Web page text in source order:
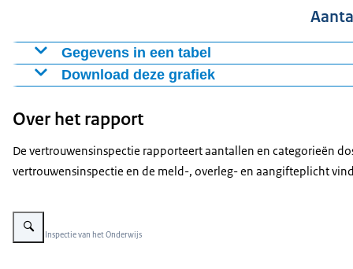
Gegevens in een tabel
Categorie
Aantal dossiers per categorie
Seksuele intimidatie
Fysiek geweld
715
Overig
Download deze grafiek
Download CSV-bestand
Over het rapport
De vertrouwensinspectie rapporteert aantallen en categorieën
vertrouwensinspectie en de meld-, overleg- en aangifteplicht
Vergroot afbeelding 5 knuffels in een vensterbank
Beeld: © Inspectie van het Onderwijs